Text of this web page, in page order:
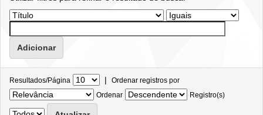
Resultados/Página | Ordenar registros por
Ordenar
Registro(s)